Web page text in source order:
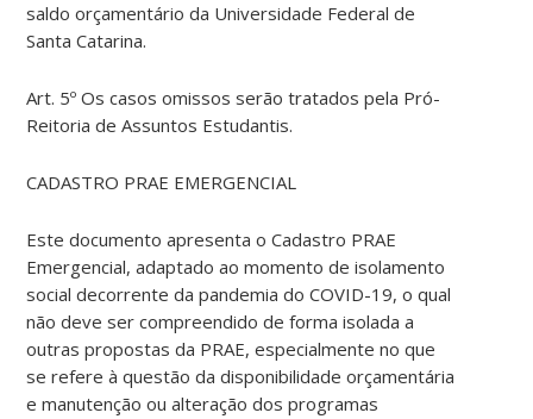
saldo orçamentário da Universidade Federal de
Santa Catarina.
Art. 5º Os casos omissos serão tratados pela Pró-
Reitoria de Assuntos Estudantis.
CADASTRO PRAE EMERGENCIAL
Este documento apresenta o Cadastro PRAE
Emergencial, adaptado ao momento de isolamento
social decorrente da pandemia do COVID-19, o qual
não deve ser compreendido de forma isolada a
outras propostas da PRAE, especialmente no que
se refere à questão da disponibilidade orçamentária
e manutenção ou alteração dos programas